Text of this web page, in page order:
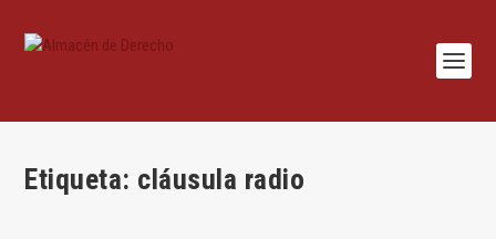
Etiqueta: cláusula radio